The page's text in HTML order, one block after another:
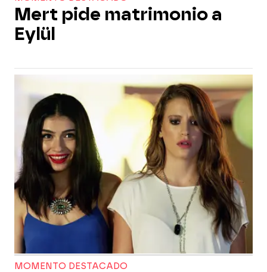
Mert pide matrimonio a
Eylül
MOMENTO DESTACADO